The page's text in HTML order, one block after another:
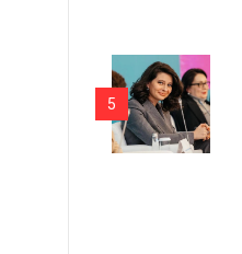
5